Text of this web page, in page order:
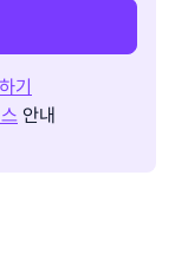
기
안내